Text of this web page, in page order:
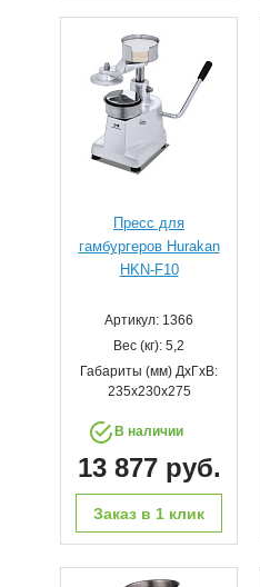
Пресс для
гамбургеров Hurakan
HKN-F10
Артикул: 1366
Вес (кг): 5,2
Габариты (мм) ДхГхВ:
235х230х275
В наличии
13 877 руб.
Заказ в 1 клик